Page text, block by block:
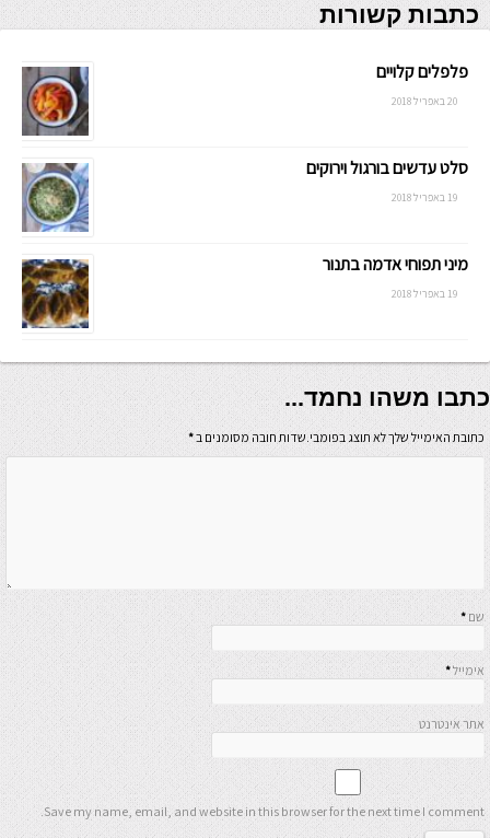
כתבות קשורות
פלפלים קלויים
20 באפריל 2018
סלט עדשים בורגול וירוקים
19 באפריל 2018
מיני תפוחי אדמה בתנור
19 באפריל 2018
כתבו משהו נחמד...
כתובת האימייל שלך לא תוצג בפומבי.שדות חובה מסומנים ב*
שם *
אימייל*
אתר אינטרנט
Save my name, email, and website in this browser for the next time I comment.